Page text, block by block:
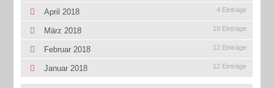
April 2018 4 Einträge
März 2018 19 Einträge
Februar 2018 12 Einträge
Januar 2018 12 Einträge